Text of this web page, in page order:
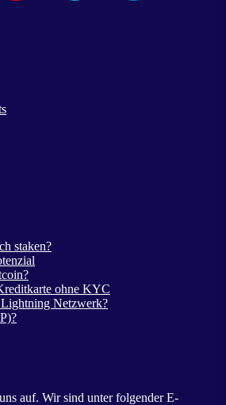
staken?
ohne KYC
Netzwerk?
auf. Wir sind unter folgender E-